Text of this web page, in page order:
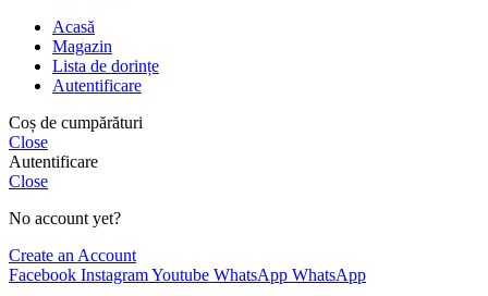
Acasă
Magazin
Lista de dorințe
Autentificare
Coș de cumpărături
Close
Autentificare
Close
No account yet?
Create an Account
Facebook InstagramYoutube WhatsApp WhatsApp